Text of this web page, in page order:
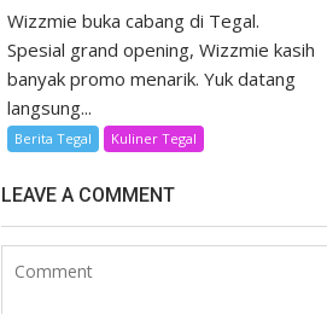
Wizzmie buka cabang di Tegal.
Spesial grand opening, Wizzmie kasih
banyak promo menarik. Yuk datang
langsung...
Berita Tegal Kuliner Tegal
LEAVE A COMMENT